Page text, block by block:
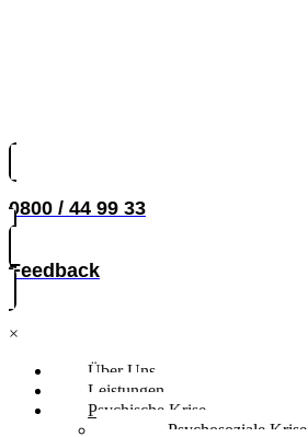
0800 / 44 99 33
Feedback
×
Über Uns
Leistungen
Psychische Krise
Psychosoziale Krise